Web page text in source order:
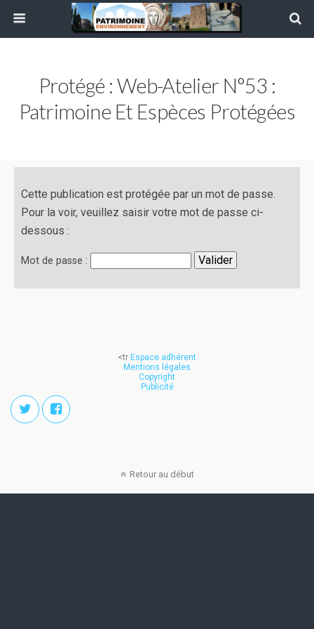
Protégé : Web-Atelier N°53 :
Patrimoine Et Espèces Protégées
Cette publication est protégée par un mot de passe.
Pour la voir, veuillez saisir votre mot de passe ci-
dessous :
Mot de passe :
<tr Espace adhérent
Mentions légales
Copyright
Publicité
Retour au début